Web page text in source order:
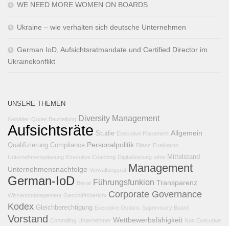
WE NEED MORE WOMEN ON BOARDS
Ukraine – wie verhalten sich deutsche Unternehmen
German IoD, Aufsichtsratmandate und Certified Director im
Ukrainekonflikt
UNSERE THEMEN
Gehälter Quote Beurteilung Diversity Management
Aufsichtsräte Studie Executive Placement Allgemein
Qualifizierung Compliance Personalpolitik Bilanz Evaluation
Unternehmensplanung Executive Coaching Digitalisierung wbw Mittelstand
Unternehmensnachfolge Verwaltungsrat Management
German-IoD Beirat Führungsfunkion Transparenz
Wissensmanagement Geschäftsbericht Corporate Governance
Kodex Gleichberechtigung Executive Options Supervisory Board
Vorstand Controlling Unternehmer Wettbewerbsfähigkeit Non Executive